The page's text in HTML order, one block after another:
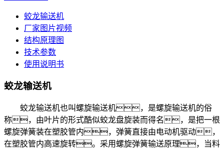
蛟龙输送机
厂家图片视频
结构原理图
技术参数
使用说明书
蛟龙输送机
蛟龙输送机也叫螺旋输送机，是螺旋输送机的俗
称，由叶片的形式酷似蛟龙盘旋装而得名，是把一根
螺旋弹簧装在塑胶管内，弹簧直接由电动机驱动，
在塑胶管内高速旋转。采用螺旋弹簧输送原理，当料